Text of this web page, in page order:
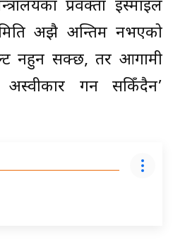
प्रवक्ता इस्माइल
मिति अझै अन्तिम नभएको
नहुन सक्छ, तर आगामी
अस्वीकार गर्न सकिँदैन’